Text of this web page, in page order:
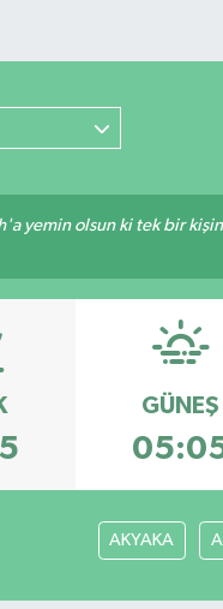
yemin olsun ki tek bir
GÜNEŞ
AKYAKA